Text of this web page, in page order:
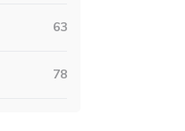
63
78